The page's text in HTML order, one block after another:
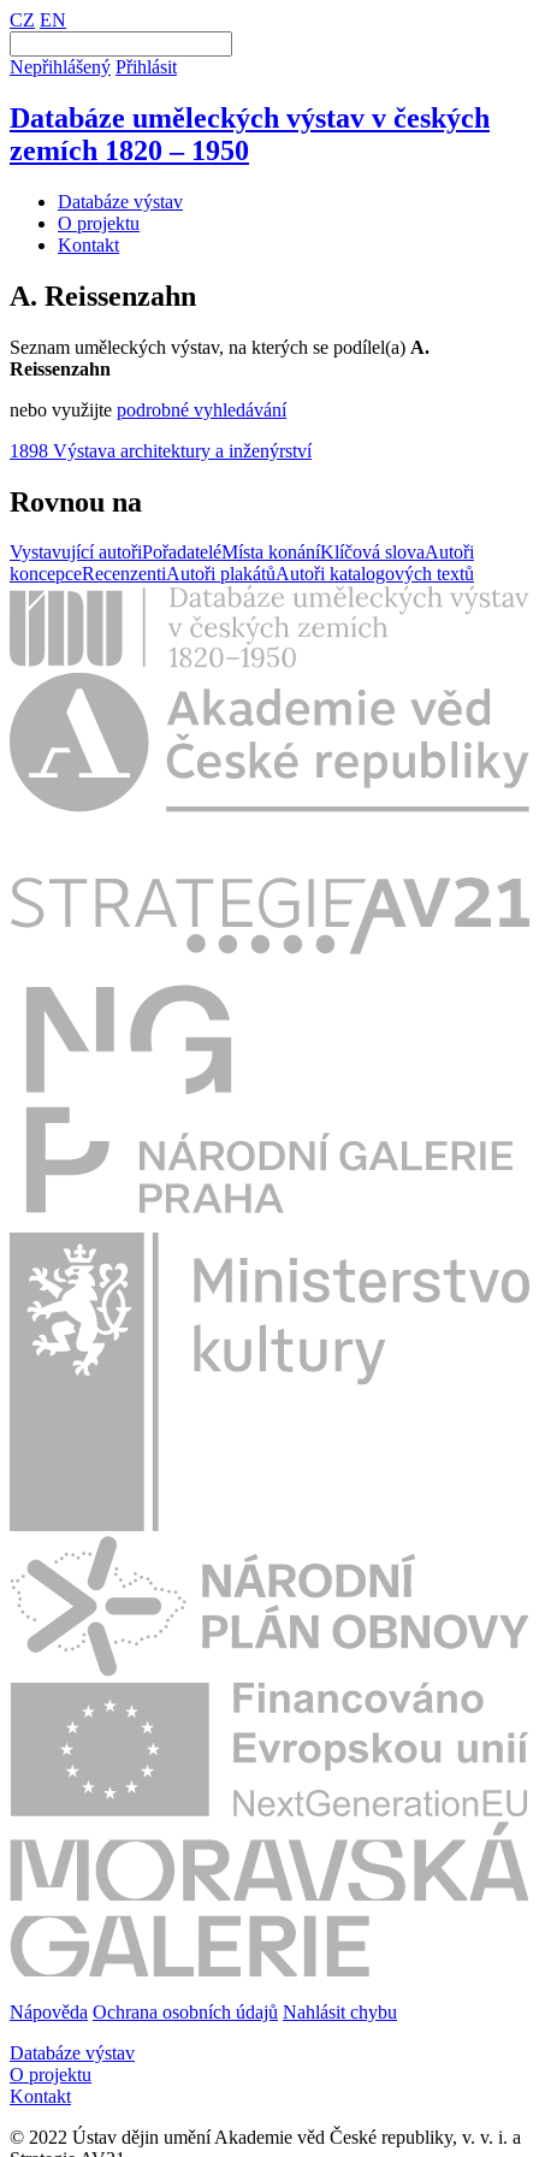
CZ EN
Nepřihlášený Přihlásit
Databáze uměleckých výstav v českých
zemích 1820 – 1950
Databáze výstav
O projektu
Kontakt
A. Reissenzahn
Seznam uměleckých výstav, na kterých se podílel(a) A.
Reissenzahn
nebo využijte podrobné vyhledávání
1898 Výstava architektury a inženýrství
Rovnou na
Vystavující autořiPořadateléMísta konáníKlíčová slovaAutoři
koncepceRecenzentiAutoři plakátůAutoři katalogových textů
Nápověda Ochrana osobních údajů Nahlásit chybu
Databáze výstav
O projektu
Kontakt
© 2022 Ústav dějin umění Akademie věd České republiky, v. v. i. a